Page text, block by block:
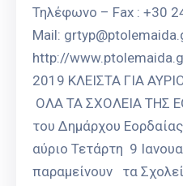
Τηλέφωνο – Fax : +30
Mail:
http://
2019 ΚΛΕΙΣΤΑ ΓΙΑ
ΟΛΑ ΤΑ ΣΧΟΛΕΙΑ ΤΗΣ
του Δημάρχου
αύριο Τετάρτη 9
παραμείνουν τα